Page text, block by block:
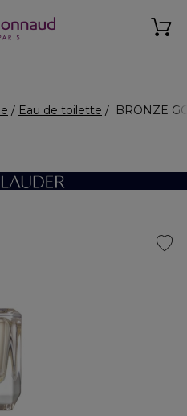
Eau de toilette BRONZE